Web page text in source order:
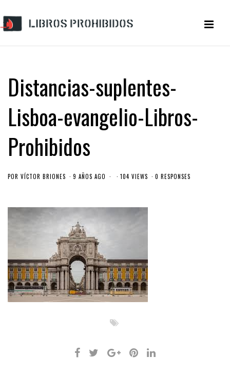
Distancias-suplentes-
Lisboa-evangelio-Libros-
Prohibidos
POR VÍCTOR BRIONES 9 AÑOS AGO 104 VIEWS 0 RESPONSES